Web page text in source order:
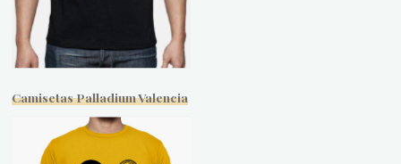
Camisetas Palladium Valencia